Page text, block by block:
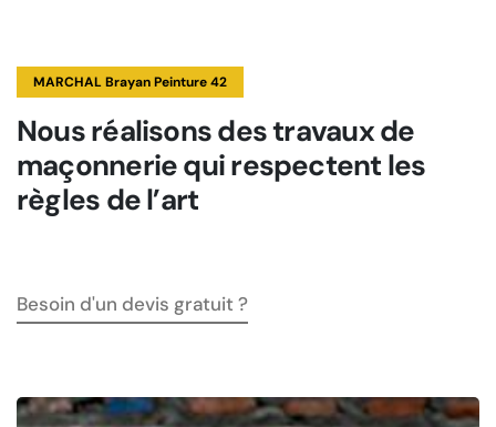
MARCHAL Brayan Peinture 42
Nous réalisons des travaux de
maçonnerie qui respectent les
règles de l’art
Besoin d'un devis gratuit ?